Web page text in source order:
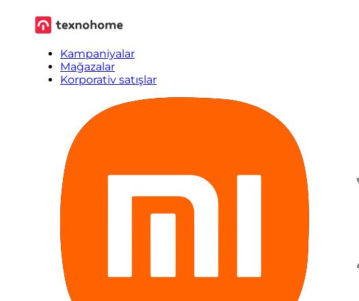
Kampaniyalar
Mağazalar
Korporativ satışlar